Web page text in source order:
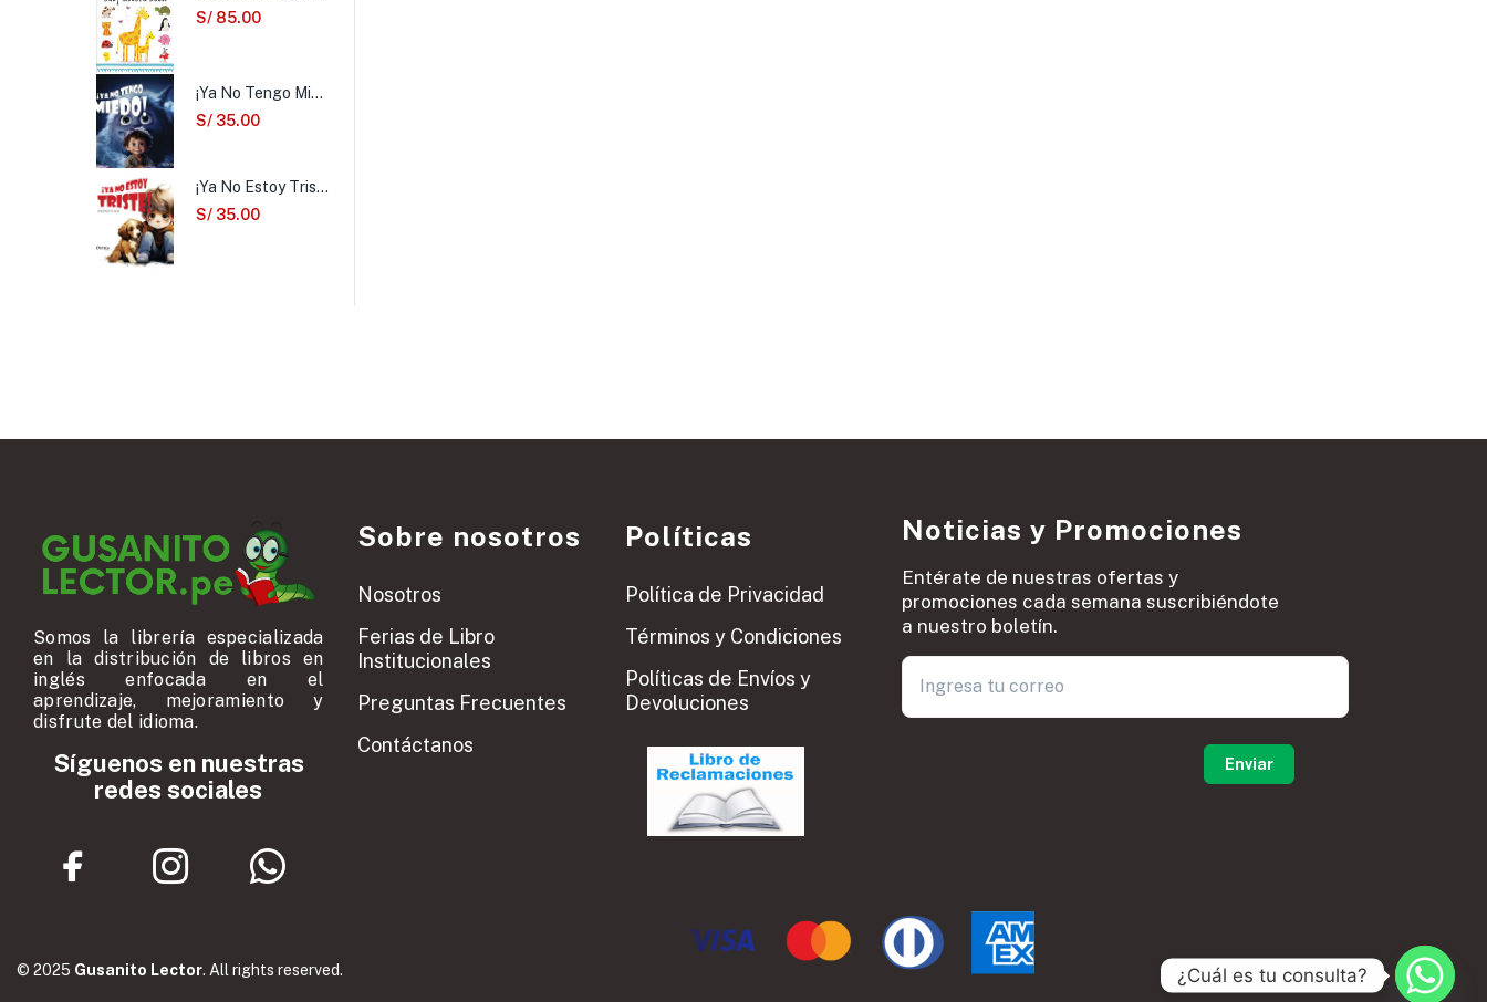
S/ 85.00
¡Ya No Tengo Miedo!
S/ 35.00
¡Ya No Estoy Triste!
S/ 35.00
Somos la librería especializada
en la distribución de libros en
inglés enfocada en el
aprendizaje, mejoramiento y
disfrute del idioma.
Síguenos en nuestras
redes sociales
Sobre nosotros
Nosotros
Ferias de Libro
Institucionales
Preguntas Frecuentes
Contáctanos
Políticas
Política de Privacidad
Términos y Condiciones
Políticas de Envíos y
Devoluciones
Noticias y Promociones
Entérate de nuestras ofertas y
promociones cada semana suscribiéndote
a nuestro boletín.
© 2025 Gusanito Lector. All rights reserved. ¿Cuál es tu consulta?